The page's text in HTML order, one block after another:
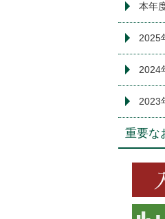
本年
2025
2024
2023
重要な